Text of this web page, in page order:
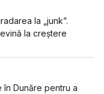
la „junk”.
la creștere
în Dunăre pentru a